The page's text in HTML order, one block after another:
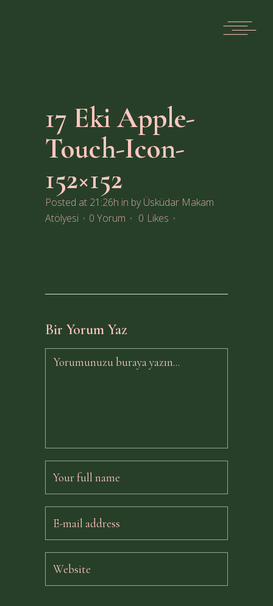
17 EkiApple-
Touch-Icon-
152×152
Posted at 21:26h in byÜsküdar Makam
Atölyesi
0 Yorum 0 Likes
Bir Yorum Yaz